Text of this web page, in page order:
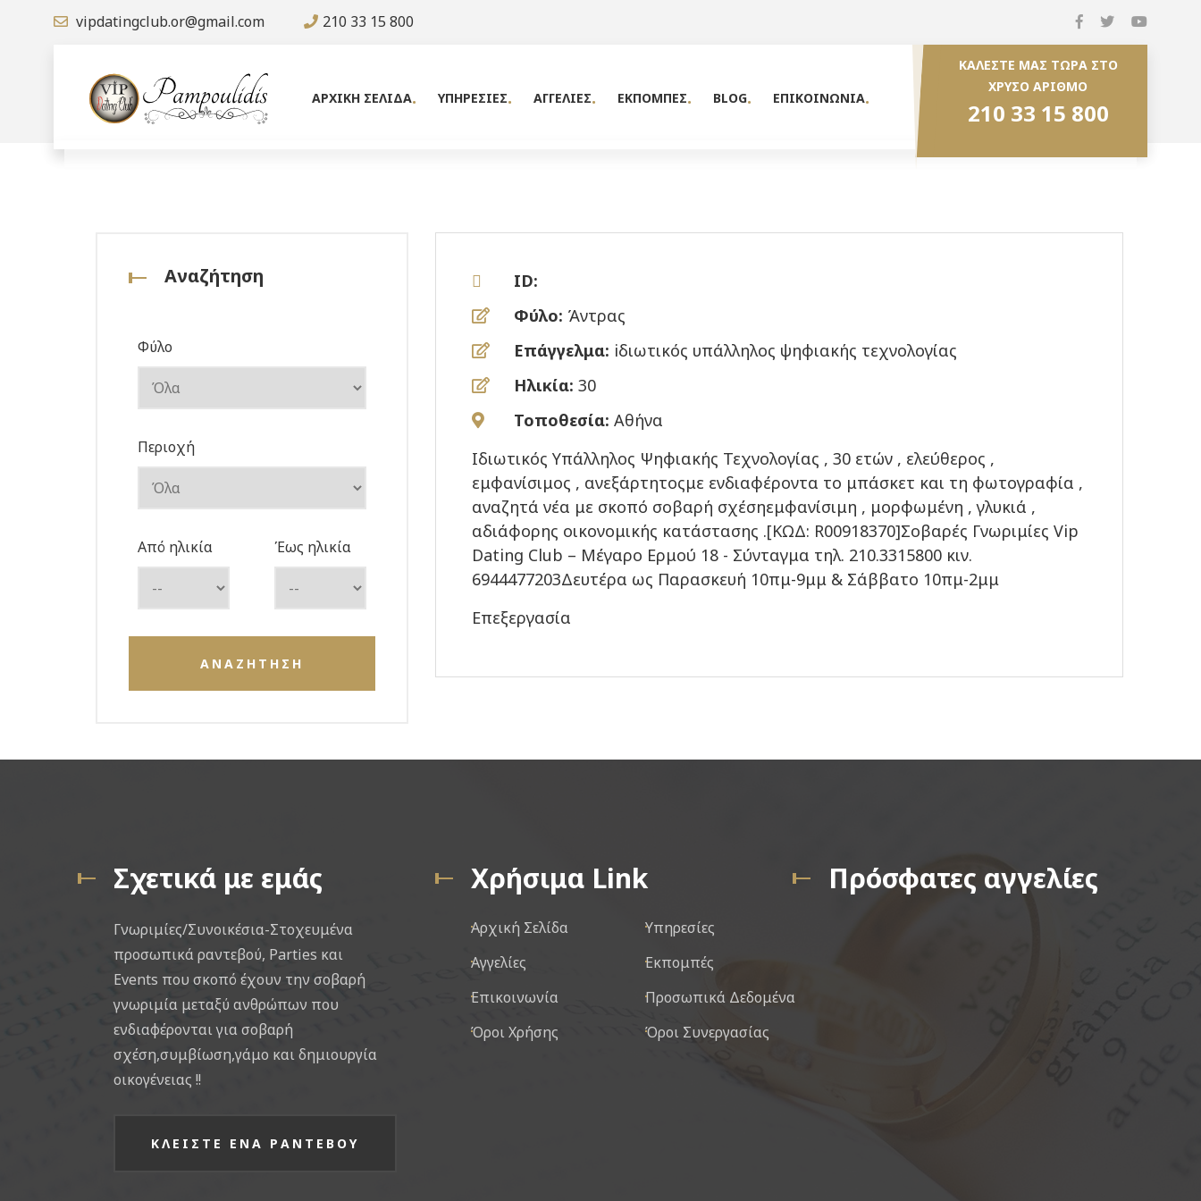
vipdatingclub.or@gmail.com 210 33 15 800
ΑΡΧΙΚΗ ΣΕΛΙΔΑ ΥΠΗΡΕΣΙΕΣ ΑΓΓΕΛΙΕΣ ΕΚΠΟΜΠΕΣ BLOG ΕΠΙΚΟΙΝΩΝΙΑ
ΚΑΛΕΣΤΕ ΜΑΣ ΤΩΡΑ ΣΤΟ
ΧΡΥΣΟ ΑΡΙΘΜΟ
210 33 15 800
Αναζήτηση
Φύλο
Περιοχή
Από ηλικία Έως ηλικία
ΑΝΑΖΗΤΗΣΗ
ID:
Φύλο: Άντρας
Επάγγελμα: iδιωτικός υπάλληλος ψηφιακής τεχνολογίας
Ηλικία: 30
Τοποθεσία: Αθήνα
Iδιωτικός Υπάλληλος Ψηφιακής Τεχνολογίας , 30 ετών , ελεύθερος ,
εμφανίσιμος , ανεξάρτητοςμε ενδιαφέροντα το μπάσκετ και τη φωτογραφία ,
αναζητά νέα με σκοπό σοβαρή σχέσηεμφανίσιμη , μορφωμένη , γλυκιά ,
αδιάφορης οικονομικής κατάστασης .[ΚΩΔ: R00918370]Σοβαρές Γνωριμίες Vip
Dating Club – Μέγαρο Ερμού 18 - Σύνταγμα τηλ. 210.3315800 κιν.
6944477203Δευτέρα ως Παρασκευή 10πμ-9μμ & Σάββατο 10πμ-2μμ
Επεξεργασία
Σχετικά με εμάς
Γνωριμίες/Συνοικέσια-Στοχευμένα
προσωπικά ραντεβού, Parties και
Events που σκοπό έχουν την σοβαρή
γνωριμία μεταξύ ανθρώπων που
ενδιαφέρονται για σοβαρή
σχέση,συμβίωση,γάμο και δημιουργία
οικογένειας !!
ΚΛΕΙΣΤΕ ΕΝΑ ΡΑΝΤΕΒΟΥ
Χρήσιμα Link
Αρχική Σελίδα
Υπηρεσίες
Αγγελίες
Εκπομπές
Επικοινωνία
Προσωπικά Δεδομένα
Όροι Χρήσης
Όροι Συνεργασίας
Πρόσφατες αγγελίες